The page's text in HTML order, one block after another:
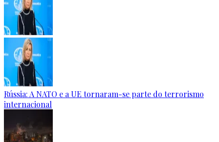
Rússia: A NATO e a UE tornaram-se parte do terrorismo
internacional